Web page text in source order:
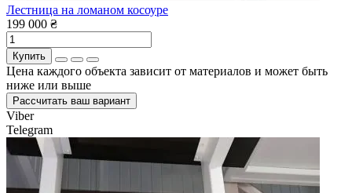
Лестница на ломаном косоуре
199 000 ₴
Купить
Цена каждого объекта зависит от материалов и может быть
ниже или выше
Рассчитать ваш вариант
Viber
Telegram